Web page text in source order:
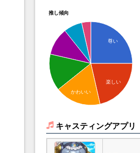
推し傾向
尊い
楽しい
かわいい
キャスティングアプリ